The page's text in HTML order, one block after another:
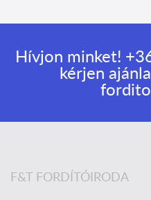
Hívjon minket!
kérjen
F&T FORDÍTÓIRODA